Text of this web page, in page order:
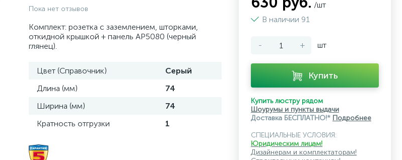
Пока нет отзывов
Комплект: розетка с заземлением, шторками,
откидной крышкой + панель AP5080 (черный
глянец).
Цвет (Справочник)
Серый
Длина (мм)
74
Ширина (мм)
74
Кратность отгрузки
1
/шт
В наличии 91
- + шт
Купить
Купить люстру рядом
Шоурумы и пункты выдачи
Доставка БЕСПЛАТНО!* Подробнее
СПЕЦИАЛЬНЫЕ УСЛОВИЯ:
Юридическим лицам!
Дизайнерам и комплектаторам!